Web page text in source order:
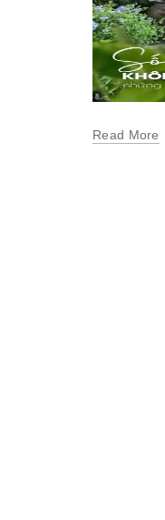
Read More